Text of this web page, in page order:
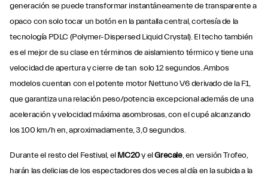
generación se puede transformar instantáneamente de transparente a
opaco con solo tocar un botón en la pantalla central, cortesía de la
tecnología PDLC (Polymer-Dispersed Liquid Crystal). El techo también
es el mejor de su clase en términos de aislamiento térmico y tiene una
velocidad de apertura y cierre de tan solo 12 segundos. Ambos
modelos cuentan con el potente motor Nettuno V6 derivado de la F1,
que garantiza una relación peso/potencia excepcional además de una
aceleración y velocidad máxima asombrosas, con el cupé alcanzando
los 100 km/h en, aproximadamente, 3,0 segundos.
Durante el resto del Festival, elMC20y elGrecale, en versión Trofeo,
harán las delicias de los espectadores dos veces al día en la subida a la